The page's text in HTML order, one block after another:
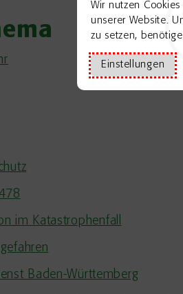
Wir nutzen
unserer Website.
zu setzen,
Einstellungen
im Katastrophenfall
Baden-Württemberg